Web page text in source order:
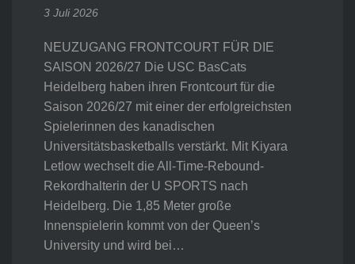
3 Juli 2026
NEUZUGANG FRONTCOURT FÜR DIE
SAISON 2026/27 Die USC BasCats
Heidelberg haben ihren Frontcourt für die
Saison 2026/27 mit einer der erfolgreichsten
Spielerinnen des kanadischen
Universitätsbasketballs verstärkt. Mit Kiyara
Letlow wechselt die All-Time-Rebound-
Rekordhalterin der U SPORTS nach
Heidelberg. Die 1,85 Meter große
Innenspielerin kommt von der Queen’s
University und wird bei…